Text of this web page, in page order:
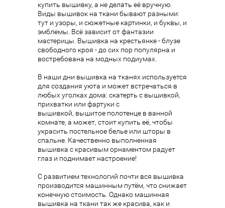
купить вышивку, а не делать её вручную.
Виды вышивок на ткани бывают разными:
тут и узоры, и сюжетные картинки, и буквы, и
эмблемы. Всё зависит от фантазии
мастерицы. Вышивка на крестьянке - блузе
свободного кроя - до сих пор популярна и
востребована на модных подиумах.
В наши дни вышивка на тканях используется
для создания уюта и может встречаться в
любых уголках дома: скатерть с вышивкой,
прихватки или фартуки с
вышивкой, вышитое полотенцев ванной
комнате, а может, стоит купить её, чтобы
украсить постельное белье или шторы в
спальне. Качественно выполненная
вышивка с красивым орнаментом радует
глаз и поднимает настроение!
С развитием технологий почти вся вышивка
производится машинным путём, что снижает
конечную стоимость. Однако машинная
вышивка на ткани так же красива, как и